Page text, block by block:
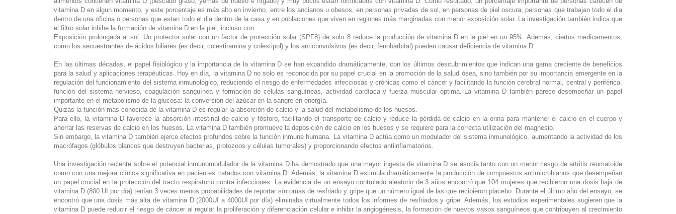
vitamina D en algun momento, y este porcentaje es más alto en invierno, entre los ancianos u obesos, en personas privadas de sol, en personas de piel oscura, personas que trabajan todo el dia
dentro de una oficina o personas que estan todo el dia dentro de la casa y en poblaciones que viven en regiones más marginadas con menor exposición solar. La investigación también indica que
el filtro solar inhibe la formación de vitamina D en la piel, incluso con
Exposición prolongada al sol. Un protector solar con un factor de protección solar (SPF8) de solo 8 reduce la producción de vitamina D en la piel en un 95%. Además, ciertos medicamentos,
como los secuestrantes de ácidos biliares (es decir, colestiramina y colestipol) y los anticonvulsivos (es decir, fenobarbital) pueden causar deficiencia de vitamina D.
En las últimas décadas, el papel fisiológico y la importancia de la vitamina D se han expandido dramáticamente, con los últimos descubrimientos que indican una gama creciente de beneficios
para la salud y aplicaciones terapéuticas. Hoy en día, la vitamina D no solo es reconocida por su papel crucial en la promoción de la salud ósea, sino también por su importancia emergente en la
regulación del funcionamiento del sistema inmunológico, reduciendo el riesgo de enfermedades infecciosas y crónicas como el cáncer y facilitando la función cerebral normal, central y periférica.
función del sistema nervioso, coagulación sanguínea y formación de células sanguíneas, actividad cardíaca y fuerza muscular óptima. La vitamina D también parece desempeñar un papel
importante en el metabolismo de la glucosa: la conversión del azúcar en la sangre en energía.
Quizás la función más conocida de la vitamina D es regular la absorción de calcio y la salud del metabolismo de los huesos.
Para ello, la vitamina D favorece la absorción intestinal de calcio y fósforo, facilitando el transporte de calcio y reduce la pérdida de calcio en la orina para mantener el calcio en el cuerpo y
ahorrar las reservas de calcio en los huesos. La vitamina D también promueve la deposición de calcio en los huesos y se requiere para la correcta utilización del magnesio.
Sin embargo, la vitamina D también ejerce efectos profundos sobre la función inmune humana. La vitamina D actúa como un modulador del sistema inmunológico, aumentando la actividad de los
macrófagos (glóbulos blancos que destruyen bacterias, protozoos y células tumorales) y proporcionando efectos antiinflamatorios.
Una investigación reciente sobre el potencial inmunomodulador de la vitamina D ha demostrado que una mayor ingesta de vitamina D se asocia tanto con un menor riesgo de artritis reumatoide
como con una mejora clínica significativa en pacientes tratados con vitamina D. Además, la vitamina D estimula dramáticamente la producción de compuestos antimicrobianos que desempeñan
un papel crucial en la protección del tracto respiratorio contra infecciones. La evidencia de un ensayo controlado aleatorio de 3 años encontró que 104 mujeres que recibieron una dosis baja de
vitamina D (800 UI por día) tenían 3 veces menos probabilidades de reportar síntomas de resfriado y gripe que un número igual de las que recibieron placebo. Durante el último año del ensayo, se
encontró que una dosis más alta de vitamina D (2000UI a 4000UI por día) eliminaba virtualmente todos los informes de resfriados y gripe. Además, los estudios experimentales sugieren que la
vitamina D puede reducir el riesgo de cáncer al regular la proliferación y diferenciación celular e inhibir la angiogénesis, la formación de nuevos vasos sanguíneos que contribuyen al crecimiento